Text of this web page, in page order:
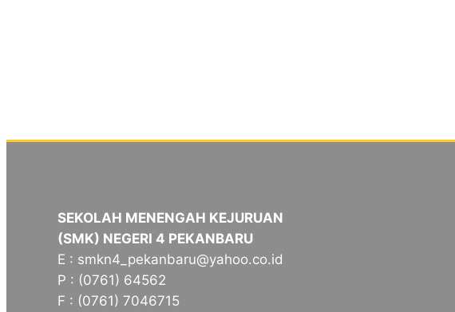
SEKOLAH MENENGAH KEJURUAN
(SMK) NEGERI 4 PEKANBARU
E : smkn4_pekanbaru@yahoo.co.id
P : (0761) 64562
F : (0761) 7046715